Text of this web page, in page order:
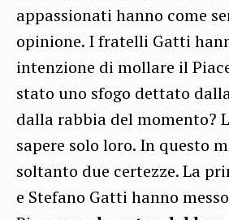
appassionati hanno come
opinione. I fratelli Gatti
intenzione di mollare il
stato uno sfogo dettato
dalla rabbia del momento?
sapere solo loro. In questo
soltanto due certezze. La
e Stefano Gatti hanno